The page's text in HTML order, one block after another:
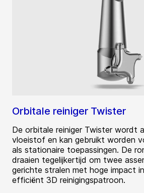
Orbitale reiniger Twister
De orbitale reiniger Twister wordt
vloeistof en kan gebruikt worden
als stationaire toepassingen. De
draaien tegelijkertijd om twee
gerichte stralen met hoge impact
efficiënt 3D reinigingspatroon.